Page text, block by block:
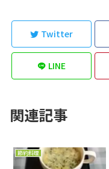
Twitter
LINE
関連記事
節約料理